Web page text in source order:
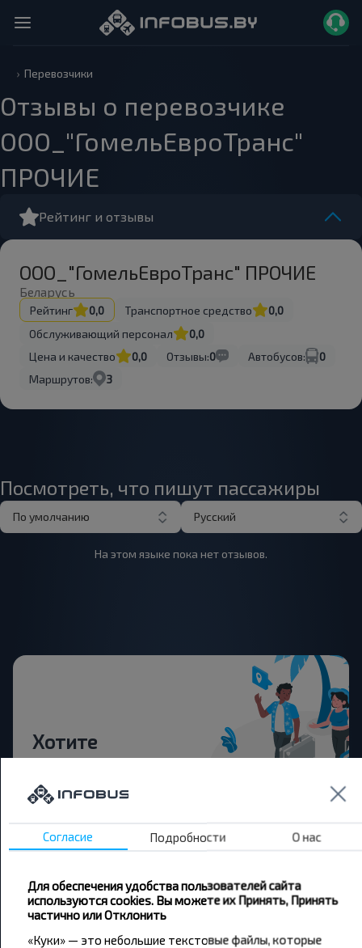
Перевозчики
Отзывы о перевозчике
ООО_"ГомельЕвроТранс"
ПРОЧИЕ
Рейтинг и отзывы
ООО_"ГомельЕвроТранс" ПРОЧИЕ
Беларусь
Рейтинг 0,0 Транспортное средство
0,0
Обслуживающий персонал
0,0
Цена и качество
0,0 Отзывы:0 Автобусов:
0
Маршрутов:
3
Посмотреть, что пишут пассажиры
По умолчанию Русский
На этом языке пока нет отзывов.
Хотите
дешевле?
Не пропусти специальные акции, скидки и
другие интересные предложения INFOBUS.
путешествуй с нами дешевле!
Согласие Подробности О нас
Для обеспечения удобства пользователей сайта
используются cookies. Вы можете их Принять, Принять
частично или Отклонить
«Куки» — это небольшие текстовые файлы, которые